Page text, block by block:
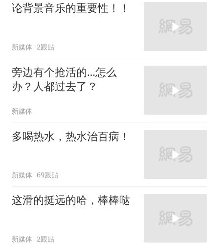
论背景音乐的重要性！！
新媒体 2跟贴
旁边有个抢活的…怎么
办？人都过去了？
新媒体
多喝热水，热水治百病！
新媒体 69跟贴
这滑的挺远的哈，棒棒哒
新媒体 2跟贴